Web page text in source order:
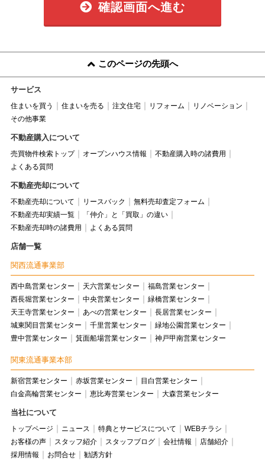
確認画面へ進む
このページの先頭へ
サービス
住まいを買う 住まいを売る 注文住宅 リフォーム
リノベーション
その他事業
不動産購入について
売買物件検索トップ オープンハウス情報
不動産購入時の諸費用
よくある質問
不動産売却について
不動産売却について リースバック
無料売却査定フォーム
不動産売却実績一覧
「仲介」と「買取」の違い
不動産売却時の諸費用
よくある質問
店舗一覧
関西流通事業部
西中島営業センター 天六営業センター
福島営業センター
西長堀営業センター
中央営業センター
緑橋営業センター
天王寺営業センター
あべの営業センター
長居営業センター
城東関目営業センター
千里営業センター
緑地公園営業センター
豊中営業センター
箕面船場営業センター 神戸甲南営業センター
関東流通事業本部
新宿営業センター 赤坂営業センター
目白営業センター
白金高輪営業センター
恵比寿営業センター 大森営業センター
当社について
トップページ ニュース 特典とサービスについて
WEBチラシ
お客様の声
スタッフ紹介 スタッフブログ 会社情報
店舗紹介
採用情報
お問合せ 勧誘方針